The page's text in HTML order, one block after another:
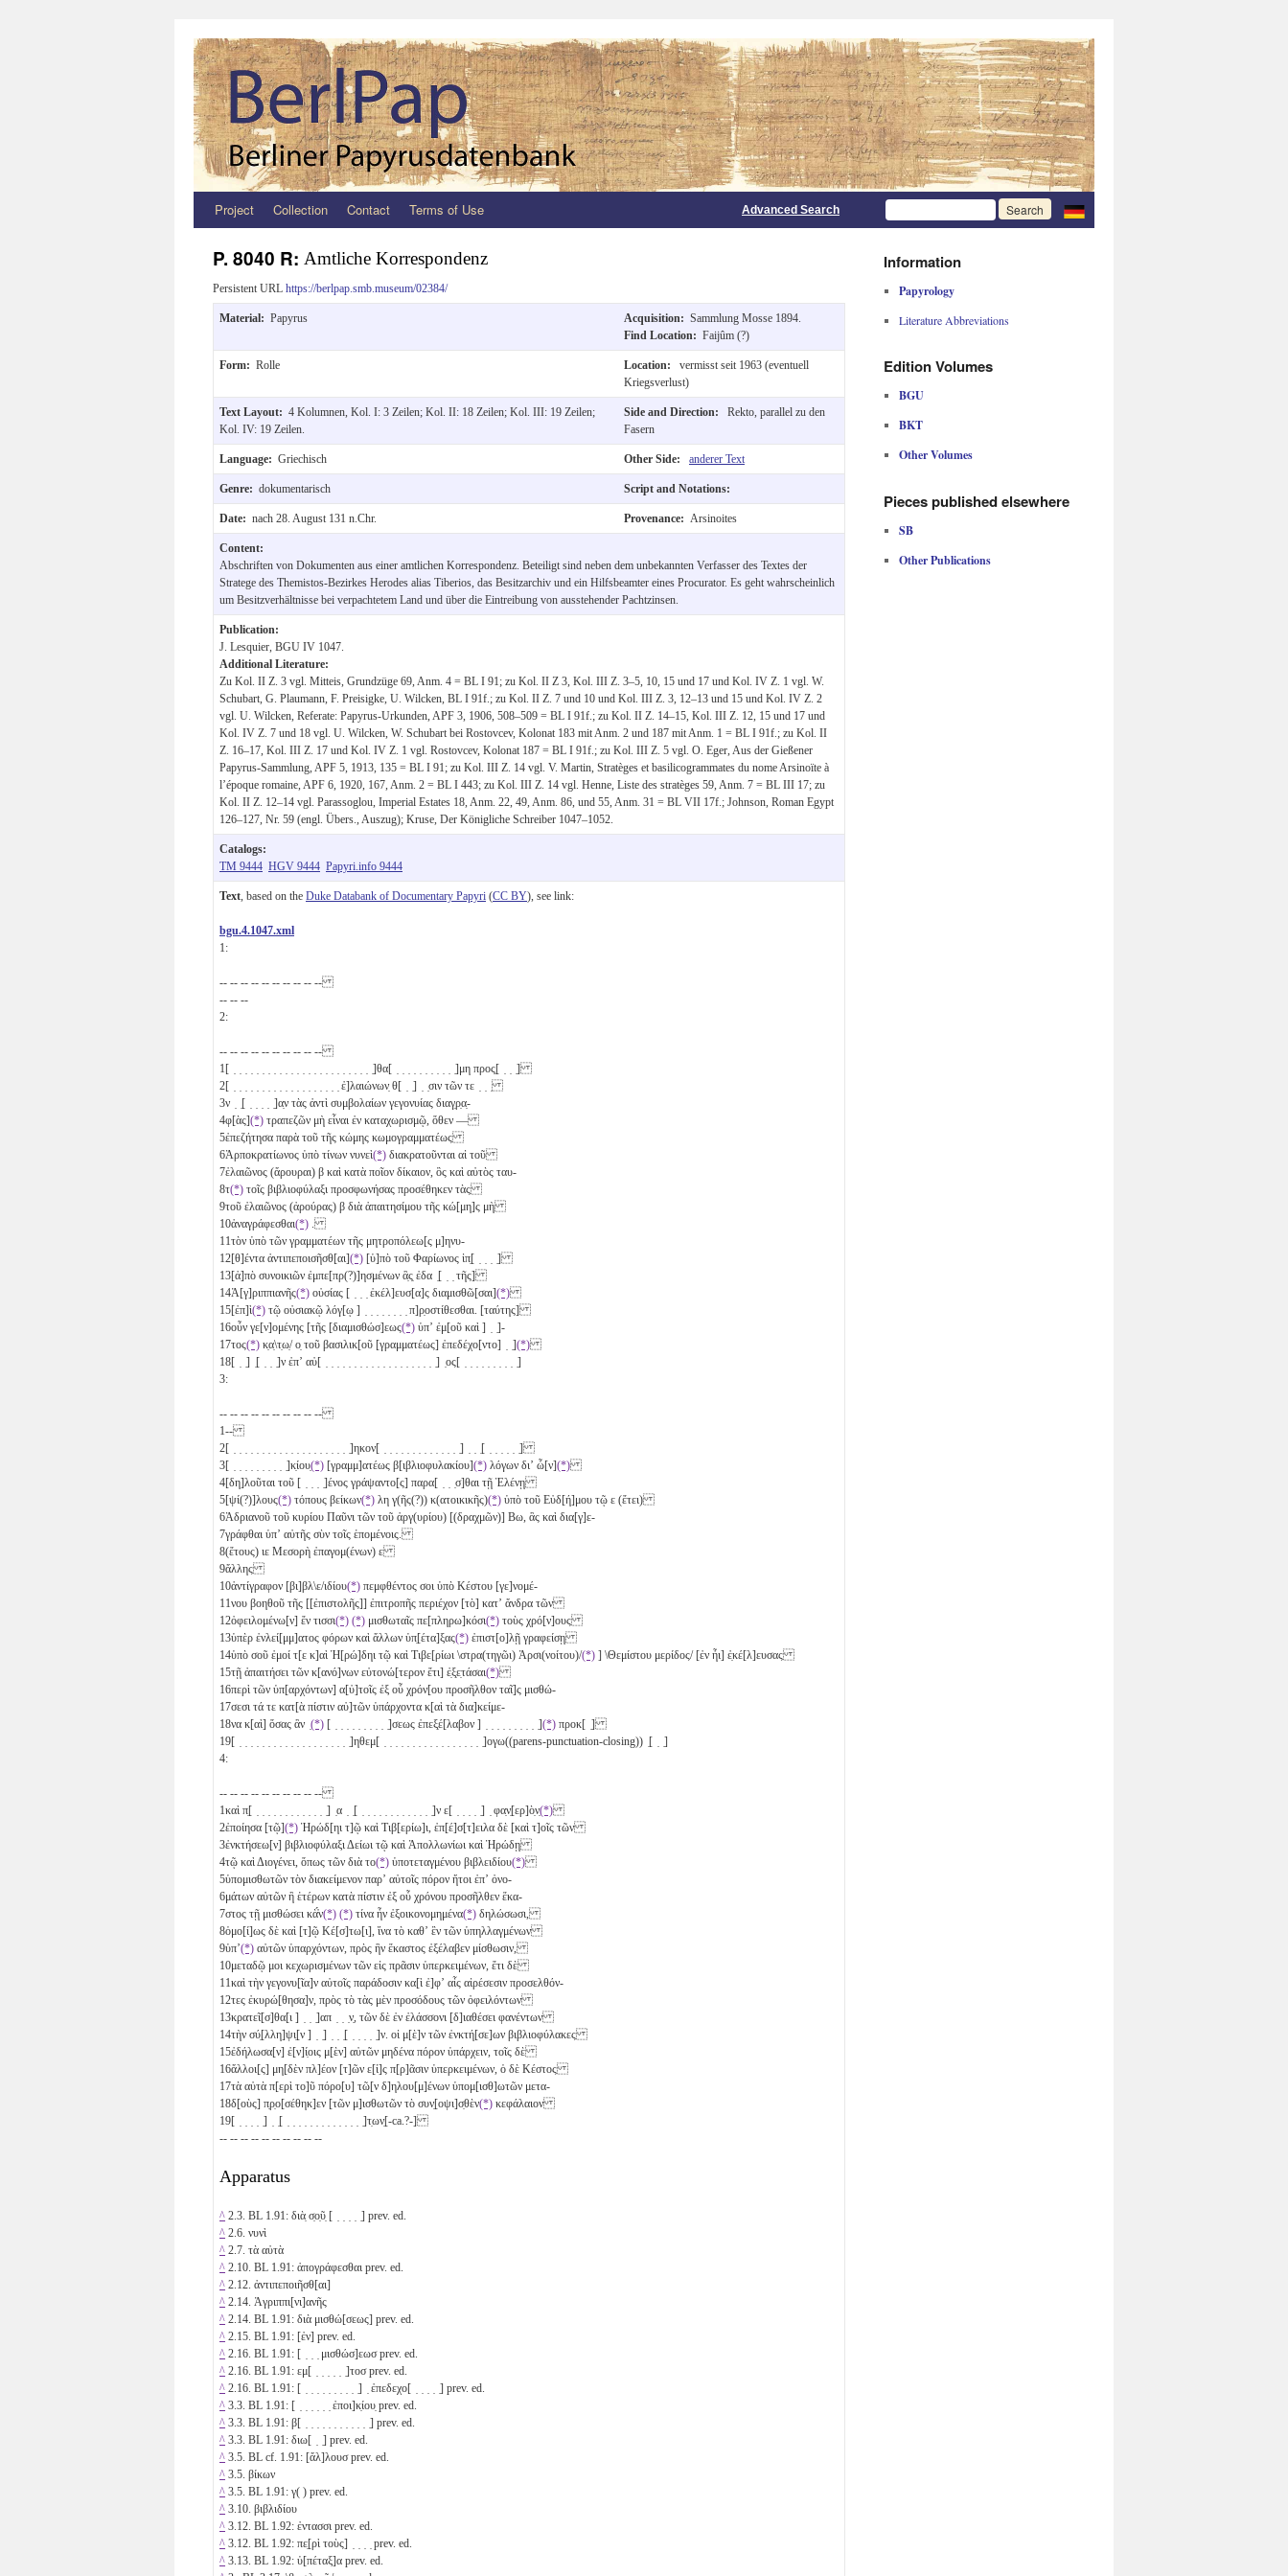
Zum
springen
Project Collection Contact Terms of Use Advanced Search
P. 8040 R: Amtliche Korrespondenz
Persistent URL https://berlpap.smb.museum/02384/
Material: Papyrus Acquisition: Sammlung Mosse 1894.
Find Location: Faijûm (?)
Form: Rolle Location:
vermisst seit 1963 (eventuell
Kriegsverlust)
Text Layout: 4 Kolumnen, Kol. I: 3 Zeilen; Kol. II: 18 Zeilen; Kol. III: 19 Zeilen;
Kol. IV: 19 Zeilen.
Side and Direction:
Rekto, parallel zu den
Fasern
Language: Griechisch Other Side: anderer Text
Genre: dokumentarisch Script and Notations:
Date: nach 28. August 131 n.Chr. Provenance: Arsinoites
Content:
Abschriften von Dokumenten aus einer amtlichen Korrespondenz. Beteiligt sind neben dem unbekannten Verfasser des Textes der
Stratege des Themistos-Bezirkes Herodes alias Tiberios, das Besitzarchiv und ein Hilfsbeamter eines Procurator. Es geht wahrscheinlich
um Besitzverhältnisse bei verpachtetem Land und über die Eintreibung von ausstehender Pachtzinsen.
Publication:
J. Lesquier, BGU IV 1047.
Additional Literature:
Zu Kol. II Z. 3 vgl. Mitteis, Grundzüge 69, Anm. 4 = BL I 91; zu Kol. II Z 3, Kol. III Z. 3–5, 10, 15 und 17 und Kol. IV Z. 1 vgl. W.
Schubart, G. Plaumann, F. Preisigke, U. Wilcken, BL I 91f.; zu Kol. II Z. 7 und 10 und Kol. III Z. 3, 12–13 und 15 und Kol. IV Z. 2
vgl. U. Wilcken, Referate: Papyrus-Urkunden, APF 3, 1906, 508–509 = BL I 91f.; zu Kol. II Z. 14–15, Kol. III Z. 12, 15 und 17 und
Kol. IV Z. 7 und 18 vgl. U. Wilcken, W. Schubart bei Rostovcev, Kolonat 183 mit Anm. 2 und 187 mit Anm. 1 = BL I 91f.; zu Kol. II
Z. 16–17, Kol. III Z. 17 und Kol. IV Z. 1 vgl. Rostovcev, Kolonat 187 = BL I 91f.; zu Kol. III Z. 5 vgl. O. Eger, Aus der Gießener
Papyrus-Sammlung, APF 5, 1913, 135 = BL I 91; zu Kol. III Z. 14 vgl. V. Martin, Stratèges et basilicogrammates du nome Arsinoïte à
l’époque romaine, APF 6, 1920, 167, Anm. 2 = BL I 443; zu Kol. III Z. 14 vgl. Henne, Liste des stratèges 59, Anm. 7 = BL III 17; zu
Kol. II Z. 12–14 vgl. Parassoglou, Imperial Estates 18, Anm. 22, 49, Anm. 86, und 55, Anm. 31 = BL VII 17f.; Johnson, Roman Egypt
126–127, Nr. 59 (engl. Übers., Auszug); Kruse, Der Königliche Schreiber 1047–1052.
Catalogs:
TM 9444 HGV 9444 Papyri.info 9444
Text , based on the Duke Databank of Documentary Papyri (CC BY), see link:
bgu.4.1047.xml
1:
-- -- -- -- -- -- -- -- -- --
-- -- --
2:
-- -- -- -- -- -- -- -- -- --
1 [ ̣ ̣ ̣ ̣ ̣ ̣ ̣ ̣ ̣ ̣ ̣ ̣ ̣ ̣ ̣ ̣ ̣ ̣ ̣ ̣ ̣ ̣ ̣ ̣ ̣]θα[ ̣ ̣ ̣ ̣ ̣ ̣ ̣ ̣ ̣ ̣ ̣]μη προς̣[ ̣ ̣ ̣]
2[ ̣ ̣ ̣ ̣ ̣ ̣ ̣ ̣ ̣ ̣ ̣ ̣ ̣ ̣ ̣ ̣ ̣ ̣ ̣ ἐ]λαιώνων̣ θ[ ̣ ̣] ̣ ̣σιν τῶν τε ̣ ̣ ̣
3ν ̣ ̣[ ̣ ̣ ̣ ̣ ̣]α̣ν τὰς ἀντὶ συμβολαίων γεγονυίας διαγ̣ρ̣α̣-
4φ[ὰς](*) τραπεζῶν μὴ εἶναι ἐν καταχωρισμῷ, ὅθεν ―
5ἐπεζήτησα παρὰ τοῦ τῆς κώμης κωμογραμματέως
6Ἁρποκρατίωνος ὑπὸ τίνων νυνεὶ(*) διακρατοῦνται αἱ τοῦ
7ἐλαιῶνος (ἄρουραι) β καὶ κατὰ ποῖον δίκαιον, ὃς καὶ αὐτὸς ταυ-
8τ(*) τοῖς βιβλιοφύλαξι προσφωνήσας προσέθηκεν τὰς
9τοῦ ἐλαιῶνος (ἀρούρας) β διὰ ἀπαιτησίμου τῆς κώ[μη]ς μὴ
10ἀναγράφεσθαι(*) .
11τὸν ὑπὸ τῶν γραμματέων τῆς μητροπόλεω[ς μ]ηνυ-
12[θ]έντα ἀντιπεποισῆσθ[αι](*) [ὑ]πὸ τοῦ Φαρίωνος ἱπ̣[ ̣ ̣ ̣ ̣]
13[ἀ]πὸ συνοικιῶν ἐμπε[πρ(?)]ησμένων ἃ̣ς̣ ἐδα ̣[ ̣ ̣ τῆς]
14Ἀ[γ]ριππιανῆς(*) οὐσίας [ ̣ ̣ ̣ ἐκέλ]ευσ[α]ς διαμισθῶ[σαι](*)
15[ἐπ]ὶ(*) τῷ οὐσιακῷ λόγ[ῳ ] ̣ ̣ ̣ ̣ ̣ ̣ ̣ ̣ π]ρ̣οστίθεσθαι. [ταύτης]
16οὖν γε[ν]ομένης [τῆς [διαμισθώσ]εως(*) ὑπʼ ἐμ[οῦ καὶ ] ̣ ̣]-
17τος(*) κ̣α̣\τ̣ω̣/ ο̣ τοῦ βασιλικ[οῦ [γραμματέως] ἐπεδέχο[ντο] ̣ ̣](*)
18[ ̣ ̣] ̣[ ̣ ̣ ̣]ν ἐπʼ αὐ[ ̣ ̣ ̣ ̣ ̣ ̣ ̣ ̣ ̣ ̣ ̣ ̣ ̣ ̣ ̣ ̣ ̣ ̣ ̣ ̣] ̣ος[ ̣ ̣ ̣ ̣ ̣ ̣ ̣ ̣ ̣ ̣]
3:
-- -- -- -- -- -- -- -- -- --
1--
2[ ̣ ̣ ̣ ̣ ̣ ̣ ̣ ̣ ̣ ̣ ̣ ̣ ̣ ̣ ̣ ̣ ̣ ̣ ̣ ̣ ̣]ηκον[ ̣ ̣ ̣ ̣ ̣ ̣ ̣ ̣ ̣ ̣ ̣ ̣ ̣ ̣] ̣ ̣ ̣[ ̣ ̣ ̣ ̣ ̣ ̣]
3[ ̣ ̣ ̣ ̣ ̣ ̣ ̣ ̣ ̣ ̣]κ̣ίου̣(*) [γραμμ]ατέως β[ιβλιοφυλακίου](*) λόγων διʼ ὧ[ν](*)
4[δη]λοῦται τοῦ [ ̣ ̣ ̣ ̣]ένος γράψαντο[ς] παρα[ ̣ ̣ ̣σ]θαι τῇ Ἑλένῃ
5[ψί(?)]λους(*) τόπους βείκων(*) λη γ(ῆς(?)) κ(ατοικικῆς)(*) ὑπὸ τοῦ Εὐδ[ή]μου τῷ ε (ἔτει)
6Ἁδριανοῦ τοῦ κυρίου Παῦνι τῶν τοῦ ἀργ(υρίου) [(δραχμῶν)] Βω , ἃς καὶ δια[γ]ε-
7γράφθαι ὑπʼ αὐτῆς σὺν τοῖς ἑπομένοις.
8(ἔτους) ιε Μεσορὴ ἐπαγομ(ένων) ε
9ἄλλης
10ἀντίγραφον [βι]βλ\ε/ιδίου(*) πεμφθέντος σοι ὑπὸ Κέστου [γε]νομέ-
11νου βοηθοῦ τῆς [[ἐπιστολῆς]] ἐπιτροπῆς περιέχον [τὸ] κατʼ ἄνδρα τῶν
12ὀφειλομένω[ν] ἔν τισσι(*) (*) μισθωταῖς πε[πληρω]κόσι(*) τοὺς χρό[ν]ους
13ὑπὲρ ἐνλεί[μμ]ατος φόρων καὶ ἄλλων ὑπ̣[έτα]ξας(*) ἐπιστ[ο]λῇ γραφείσῃ
14ὑπὸ σοῦ ἐμοί τ[ε κ]αὶ Ἡ[ρώ]δηι τῷ καὶ Τιβε[ρίωι \στρα(τηγῶι) Ἀρσι(νοίτου)/(*) ] \Θεμίστου μερίδος/ [ἐν ἧι] ἐ̣κέ[λ]ευσας
15τῇ ἀπαιτήσει τῶν κ[ανό]νων εὐτονώ[τερον ἔτι] ἐ̣ξ̣ε̣τάσαι(*)
16περὶ τῶν ὑπ[αρχόντων] α[ὐ]τοῖς ἐξ οὗ χρόν[ου προσῆλθον ταῖ]ς μισθώ-
17σεσι τά τε κατ[ὰ πίστιν αὐ]τῶν ὑπάρχοντα κ[αὶ τὰ δια]κείμε-
18να κ[αὶ] ὅσας ἂν ̣ (*) [ ̣ ̣ ̣ ̣ ̣ ̣ ̣ ̣ ̣ ̣]σεως ἐπεξ̣έ[λαβον ] ̣ ̣ ̣ ̣ ̣ ̣ ̣ ̣ ̣ ̣](*) προκ[ ̣]
19[ ̣ ̣ ̣ ̣ ̣ ̣ ̣ ̣ ̣ ̣ ̣ ̣ ̣ ̣ ̣ ̣ ̣ ̣ ̣ ̣]ηθεμ[ ̣ ̣ ̣ ̣ ̣ ̣ ̣ ̣ ̣ ̣ ̣ ̣ ̣ ̣ ̣ ̣ ̣ ̣]ογω((parens-punctuation-closing)) ̣[ ̣ ̣]
4:
-- -- -- -- -- -- -- -- -- --
1καὶ π̣[ ̣ ̣ ̣ ̣ ̣ ̣ ̣ ̣ ̣ ̣ ̣ ̣ ̣] ̣α ̣ ̣[ ̣ ̣ ̣ ̣ ̣ ̣ ̣ ̣ ̣ ̣ ̣ ̣ ̣]ν ε[ ̣ ̣ ̣ ̣ ̣] ̣ φα̣ν̣[ερ]ὸ̣ν̣(*)
2ἐποίησα [τῷ](*) Ἡρώδ[ηι τ]ῷ καὶ Τιβ[ερίω]ι, ἐπ[έ]σ[τ]ειλα δὲ [καὶ τ]οῖς τῶν
3ἐνκτήσεω[ν] βιβλιοφύλαξι Δείωι τῷ καὶ Ἀπολλωνίωι καὶ Ἡρώδῃ
4τῷ καὶ Διογένει, ὅπως τῶν διὰ το(*) ὑποτεταγμένου βιβλειδίου(*)
5ὑπομισθωτῶν τὸν διακείμενον παρʼ αὐτοῖς πόρον ἤτοι ἐπʼ ὀνο-
6μάτων αὐτῶν ἢ ἑτέρων κατὰ πίστιν ἐξ οὗ χρόνου προσῆλθεν ἕκα-
7στος τῇ μισθώσει κὰ̓́ν(*) (*) τίνα ἦν ἐξοικονομημένα(*) δηλώσωσι,
8ὁμο[ί]ως δὲ καὶ [τ]ῷ Κέ[σ]τω[ι], ἵνα τὸ καθʼ ἓν τῶν ὑπηλλαγμένων
9ὑπʼ(*) αὐτῶν ὑπαρχόντων, πρὸς ἣν ἕκαστος ἐξέλαβεν μίσθωσιν,
10μεταδῷ μοι κεχωρισμένων τῶν εἰς πρᾶσιν ὑπερκειμένων, ἔτι δὲ
11καὶ τὴν γεγονυ[ῖα]ν αὐτοῖς παράδοσιν κα[ὶ ἐ]φʼ αἷς αἱρέσεσιν προσελθόν-
12τες ἐκυρώ[θησα]ν, πρὸς τὸ τὰς μὲν προσόδους τῶν ὀφειλόντων
13κρατεῖ[σ]θα[ι ] ̣ ̣ ̣]απ ̣ ̣ ̣ν̣, τῶν δὲ ἐν ἐλάσσονι [δ]ιαθέσει φανέντων
14τὴν σύ̣[λλη]ψι̣[ν ] ̣ ̣] ̣ ̣ ̣[ ̣ ̣ ̣ ̣ ̣]ν. οἱ μ[ὲ]ν τῶν ἐνκτή[σε]ων βιβλιοφύλακες
15ἐδήλωσα[ν] ἐ[ν]ί̣οις μ[ὲν] αὐτῶν μηδένα πόρον ὑπάρχειν, τοῖς δὲ
16ἄλλοι[ς] μη[δὲν πλ]έον [τ]ῶν ε[ἰ]ς π[ρ]ᾶσιν ὑπερκειμένων, ὁ δὲ Κέστος
17τὰ αὐτὰ π[ερὶ το]ῦ πόρο[υ] τῶ[ν δ]ηλου[μ]ένων ὑπομ[ισθ]ωτῶν μετα-
18δ[οὺς] π̣ρ̣ο[σέθηκ]εν [τῶν μ]ισθωτῶν τὸ συν̣[οψι]σ̣θὲν(*) κεφάλαιον
19[ ̣ ̣ ̣ ̣ ̣] ̣ ̣[ ̣ ̣ ̣ ̣ ̣ ̣ ̣ ̣ ̣ ̣ ̣ ̣ ̣ ̣]τ̣ων̣[-ca.?-]
-- -- -- -- -- -- -- -- -- --
Apparatus
^ 2.3. BL 1.91: διὰ̣ σ̣ο̣ῦ̣ [ ̣ ̣ ̣ ̣ ̣] prev. ed.
^ 2.6. νυνὶ
^ 2.7. τὰ αὐτὰ
^ 2.10. BL 1.91: ἀπογράφεσθαι prev. ed.
^ 2.12. ἀντιπεποιῆσθ[αι]
^ 2.14. Ἀγριππι[νι]ανῆς
^ 2.14. BL 1.91: διὰ μισθώ[σεως] prev. ed.
^ 2.15. BL 1.91: [ἐν] prev. ed.
^ 2.16. BL 1.91: [ ̣ ̣ ̣ μισθώσ]εωσ prev. ed.
^ 2.16. BL 1.91: εμ[ ̣ ̣ ̣ ̣ ̣ ̣]τοσ prev. ed.
^ 2.16. BL 1.91: [ ̣ ̣ ̣ ̣ ̣ ̣ ̣ ̣ ̣ ̣] ̣ ἐπεδεχο[ ̣ ̣ ̣ ̣ ̣] prev. ed.
^ 3.3. BL 1.91: [ ̣ ̣ ̣ ̣ ̣ ̣ ἐποι]κ̣ίου̣ prev. ed.
^ 3.3. BL 1.91: β[ ̣ ̣ ̣ ̣ ̣ ̣ ̣ ̣ ̣ ̣ ̣ ̣] prev. ed.
^ 3.3. BL 1.91: διω[ ̣ ̣] prev. ed.
^ 3.5. BL cf. 1.91: [ἄλ]λουσ prev. ed.
^ 3.5. βίκων
^ 3.5. BL 1.91: γ( ) prev. ed.
^ 3.10. βιβλιδίου
^ 3.12. BL 1.92: ἐντασσι prev. ed.
^ 3.12. BL 1.92: πε̣[ρὶ τοὺς] ̣ ̣ ̣ ̣ prev. ed.
^ 3.13. BL 1.92: ὑ[πέταξ]α prev. ed.
Information
Papyrology
Literature Abbreviations
Edition Volumes
BGU
BKT
Other Volumes
Pieces published elsewhere
SB
Other Publications